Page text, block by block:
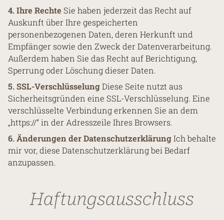
4. Ihre Rechte Sie haben jederzeit das Recht auf
Auskunft über Ihre gespeicherten
personenbezogenen Daten, deren Herkunft und
Empfänger sowie den Zweck der Datenverarbeitung.
Außerdem haben Sie das Recht auf Berichtigung,
Sperrung oder Löschung dieser Daten.
5. SSL-VerschlüsselungDiese Seite nutzt aus
Sicherheitsgründen eine SSL-Verschlüsselung. Eine
verschlüsselte Verbindung erkennen Sie an dem
„https://“ in der Adresszeile Ihres Browsers.
6. Änderungen der DatenschutzerklärungIch behalte
mir vor, diese Datenschutzerklärung bei Bedarf
anzupassen.
Haftungsausschluss